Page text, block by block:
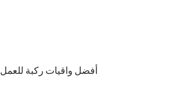
أفضل واقيات ركبة للعمل